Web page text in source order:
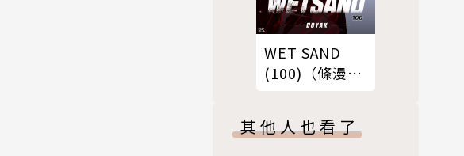
WET SAND
(100)（條漫
其他人也看了